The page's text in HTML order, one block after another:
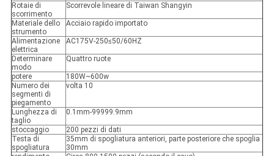
Rotaie di
scorrimento
Scorrevole lineare di Taiwan Shangyin
Materiale dello
strumento
Acciaio rapido importato
Alimentazione
elettrica
AC175V-250≤50/60HZ
Determinare
modo
Quattro ruote
potere
180W~600w
Numero dei
segmenti di
piegamento
volta 10
Lunghezza di
taglio
0.1mm-99999.9mm
stoccaggio
200 pezzi di dati
Testa di
spogliatura
35mm di spogliatura anteriori, parte posteriore che spoglia
30mm